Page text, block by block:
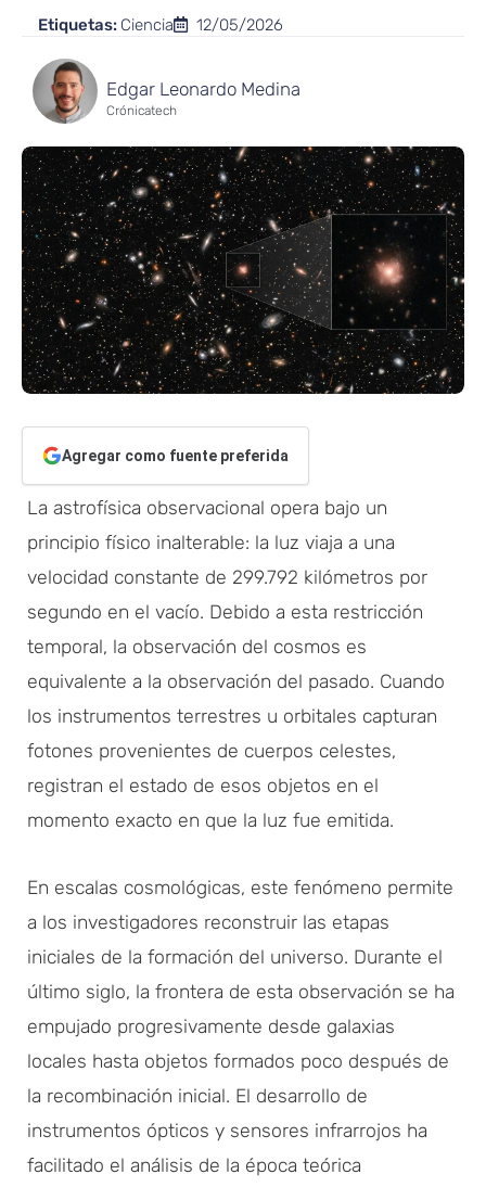
Etiquetas: Ciencia 12/05/2026
Edgar Leonardo Medina
Crónicatech
Agregar como fuente preferida
La astrofísica observacional opera bajo un
principio físico inalterable: la luz viaja a una
velocidad constante de 299.792 kilómetros por
segundo en el vacío. Debido a esta restricción
temporal, la observación del cosmos es
equivalente a la observación del pasado. Cuando
los instrumentos terrestres u orbitales capturan
fotones provenientes de cuerpos celestes,
registran el estado de esos objetos en el
momento exacto en que la luz fue emitida.
En escalas cosmológicas, este fenómeno permite
a los investigadores reconstruir las etapas
iniciales de la formación del universo. Durante el
último siglo, la frontera de esta observación se ha
empujado progresivamente desde galaxias
locales hasta objetos formados poco después de
la recombinación inicial. El desarrollo de
instrumentos ópticos y sensores infrarrojos ha
facilitado el análisis de la época teórica